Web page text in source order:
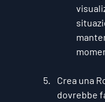
Crea una
dovrebbe